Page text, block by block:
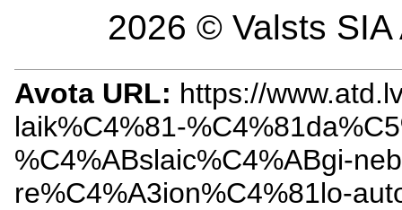
2026 © Valsts
Avota URL: https://
laik%C4%81-
%C4%ABslaic%C4%ABgi-
re%C4%A3ion%C4%81lo-